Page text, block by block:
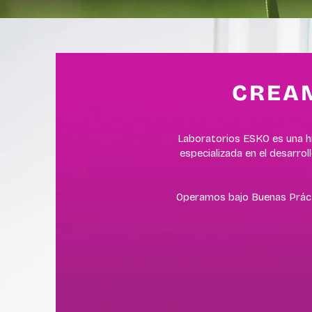
Laboratorios ESKO es una
especializada en el
Operamos bajo Buenas